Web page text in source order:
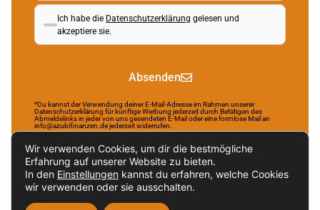
Ich habe die Datenschutzerklärung gelesen und
akzeptiere sie.
Absenden
*Du kannst der Verwendung deiner E-Mail-Adresse im Rahmen unserer
Datenschutzerklärung für künftige Werbung jederzeit durch Betätigen des
Abmeldelinks in jeder von uns gesendeten E-Mail oder eine formlose Mail an
info@azubifinanzen.de jederzeit widerrufen.
Brought to life by NR Webservices.
ImpressumDatenschutzerklärung
Wir verwenden Cookies, um dir die bestmögliche
Erfahrung auf unserer Website zu bieten.
In den Einstellungen kannst du erfahren, welche Cookies
wir verwenden oder sie ausschalten.